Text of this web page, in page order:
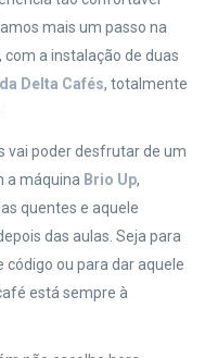
mais um passo na
a instalação de duas
Delta Cafés, totalmente
vai poder desfrutar de um
a máquina Brio Up,
quentes e aquele
das aulas. Seja para
ou para dar aquele
está sempre à